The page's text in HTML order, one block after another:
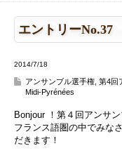
エントリー
2014/7/18
アンサンブル選手権 第4回
Midi-Pyrénées
Bonjour ！第４回アンサ
フランス語圏の中でみな
だきます！